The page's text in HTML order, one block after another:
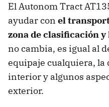
El Autonom Tract
ayudar con el
zona de clasificación y
no cambia, es igual al
equipaje cualquiera, la
interior y algunos
exterior.